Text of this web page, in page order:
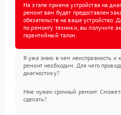
На этапе приема устройства на
ремонт вам будет предоставлен
обязательств на ваше устройство.
по ремонту техники, вы получите
гарантийный талон.
Я уже знаю в чем неисправность и
ремонт необходим. Для чего
диагностику?
Мне нужен срочный ремонт.
сделать?